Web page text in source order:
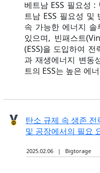
베트남 ESS 필요성
트남 ESS 필요성 및
속 가능한 에너지
있으며, 빈패스트
(ESS)을 도입하여
과 재생에너지 변동
트의 ESS는 높은 에
탄소 규제 속 생존 전
및 공장에서의 필요
2025.02.06 | Bigtorage